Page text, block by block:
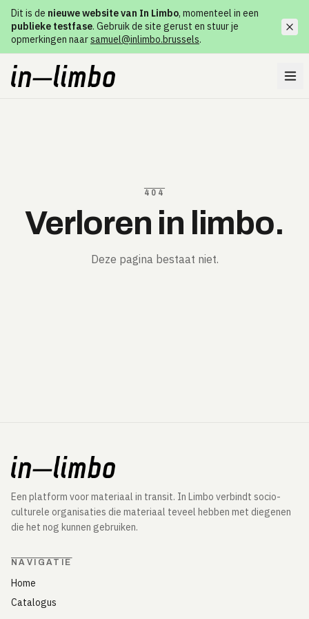
Dit is de nieuwe website van In Limbo, momenteel in een
publieke testfase. Gebruik de site gerust en stuur je
opmerkingen naarsamuel@inlimbo.brussels.
404
Verloren in limbo.
Deze pagina bestaat niet.
Een platform voor materiaal in transit. In Limbo verbindt socio-
culturele organisaties die materiaal teveel hebben met diegenen
die het nog kunnen gebruiken.
NAVIGATIE
Home
Catalogus